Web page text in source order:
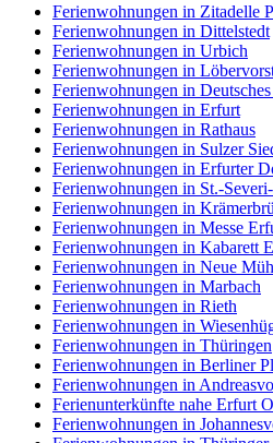
Ferienwohnungen in Zitadelle
Ferienwohnungen in Dittelstedt
Ferienwohnungen in Urbich
Ferienwohnungen in
Ferienwohnungen in
Ferienwohnungen in Erfurt
Ferienwohnungen in Rathaus
Ferienwohnungen in Sulzer
Ferienwohnungen in Erfurter
Ferienwohnungen in St.-
Ferienwohnungen in
Ferienwohnungen in Messe
Ferienwohnungen in Kabarett
Ferienwohnungen in Neue
Ferienwohnungen in Marbach
Ferienwohnungen in Rieth
Ferienwohnungen in
Ferienwohnungen in Thüringen
Ferienwohnungen in Berliner
Ferienwohnungen in
Ferienunterkünfte nahe Erfurt
Ferienwohnungen in